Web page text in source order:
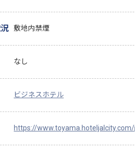
敷地内禁煙
なし
ビジネスホテル
https://www.toyama.hoteljalcity.com/